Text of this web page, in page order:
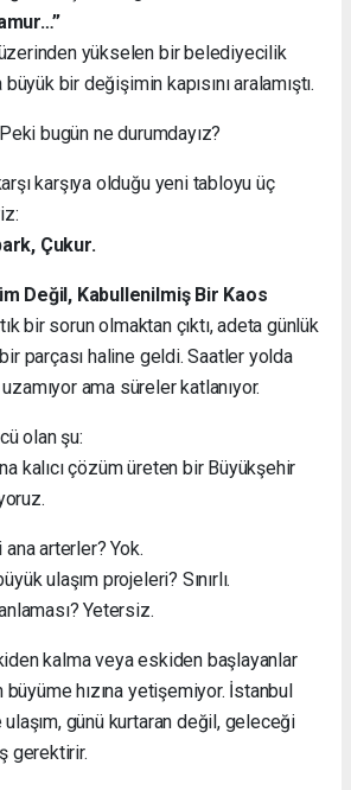
yükselen bir belediyecilik
büyük bir değişimin kapısını aralamıştı.
bugün ne durumdayız?
karşıya olduğu yeni tabloyu üç
Çukur.
Değil, Kabullenilmiş Bir Kaos
bir sorun olmaktan çıktı, adeta günlük
bir parçası haline geldi. Saatler yolda
ama süreler katlanıyor.
olan şu:
kalıcı çözüm üreten bir Büyükşehir
arterler? Yok.
ulaşım projeleri? Sınırlı.
Yetersiz.
kalma veya eskiden başlayanlar
hızına yetişemiyor. İstanbul
günü kurtaran değil, geleceği
gerektirir.